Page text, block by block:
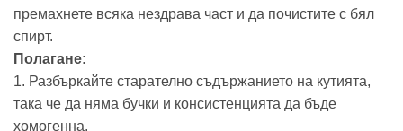
премахнете всяка нездрава част и да почистите с бял
спирт.
Полагане:
1. Разбъркайте старателно съдържанието на кутията,
така че да няма бучки и консистенцията да бъде
хомогенна.